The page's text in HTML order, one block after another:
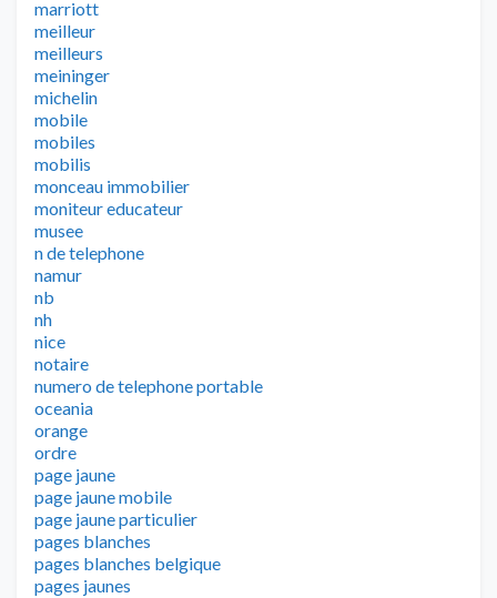
marriott
meilleur
meilleurs
meininger
michelin
mobile
mobiles
mobilis
monceau immobilier
moniteur educateur
musee
n de telephone
namur
nb
nh
nice
notaire
numero de telephone portable
oceania
orange
ordre
page jaune
page jaune mobile
page jaune particulier
pages blanches
pages blanches belgique
pages jaunes